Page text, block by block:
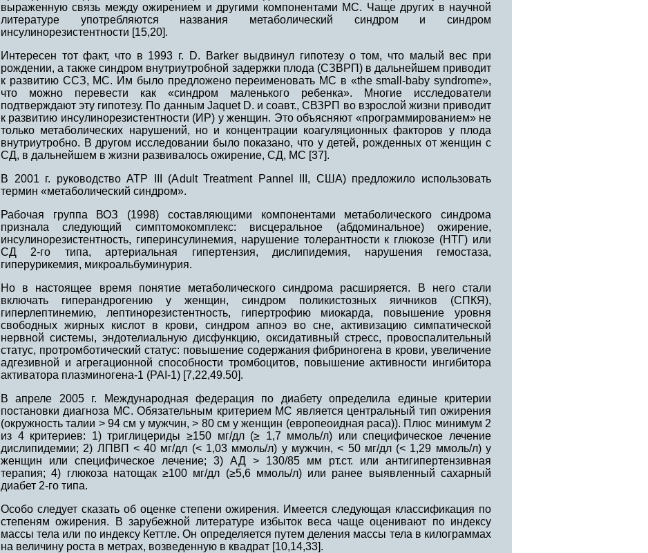
выраженную связь между ожирением и другими компонентами МС. Чаще других в научной
литературе употребляются названия метаболический синдром и синдром
инсулинорезистентности [15,20].
Интересен тот факт, что в 1993 г. D. Barker выдвинул гипотезу о том, что малый вес при
рождении, а также синдром внутриутробной задержки плода (СЗВРП) в дальнейшем приводит
к развитию ССЗ, МС. Им было предложено переименовать МС в «the small-baby syndrome»,
что можно перевести как «синдром маленького ребенка». Многие исследователи
подтверждают эту гипотезу. По данным Jaquet D. и соавт., СВЗРП во взрослой жизни приводит
к развитию инсулинорезистентности (ИР) у женщин. Это объясняют «программированием» не
только метаболических нарушений, но и концентрации коагуляционных факторов у плода
внутриутробно. В другом исследовании было показано, что у детей, рожденных от женщин с
СД, в дальнейшем в жизни развивалось ожирение, СД, МС [37].
В 2001 г. руководство АТР III (Adult Treatment Pannel III, США) предложило использовать
термин «метаболический синдром».
Рабочая группа ВОЗ (1998) составляющими компонентами метаболического синдрома
признала следующий симптомокомплекс: висцеральное (абдоминальное) ожирение,
инсулинорезистентность, гиперинсулинемия, нарушение толерантности к глюкозе (НТГ) или
СД 2-го типа, артериальная гипертензия, дислипидемия, нарушения гемостаза,
гиперурикемия, микроальбуминурия.
Но в настоящее время понятие метаболического синдрома расширяется. В него стали
включать гиперандрогению у женщин, синдром поликистозных яичников (СПКЯ),
гиперлептинемию, лептинорезистентность, гипертрофию миокарда, повышение уровня
свободных жирных кислот в крови, синдром апноэ во сне, активизацию симпатической
нервной системы, эндотелиальную дисфункцию, оксидативный стресс, провоспалительный
статус, протромботический статус: повышение содержания фибриногена в крови, увеличение
адгезивной и агрегационной способности тромбоцитов, повышение активности ингибитора
активатора плазминогена-1 (PAI-1) [7,22,49.50].
В апреле 2005 г. Международная федерация по диабету определила единые критерии
постановки диагноза МС. Обязательным критерием МС является центральный тип ожирения
(окружность талии > 94 см у мужчин, > 80 см у женщин (европеоидная раса)). Плюс минимум 2
из 4 критериев: 1) триглицериды ≥150 мг/дл (≥ 1,7 ммоль/л) или специфическое лечение
дислипидемии; 2) ЛПВП < 40 мг/дл (< 1,03 ммоль/л) у мужчин, < 50 мг/дл (< 1,29 ммоль/л) у
женщин или специфическое лечение; 3) АД > 130/85 мм рт.ст. или антигипертензивная
терапия; 4) глюкоза натощак ≥100 мг/дл (≥5,6 ммоль/л) или ранее выявленный сахарный
диабет 2-го типа.
Особо следует сказать об оценке степени ожирения. Имеется следующая классификация по
степеням ожирения. В зарубежной литературе избыток веса чаще оценивают по индексу
массы тела или по индексу Кеттле. Он определяется путем деления массы тела в килограммах
на величину роста в метрах, возведенную в квадрат [10,14,33].